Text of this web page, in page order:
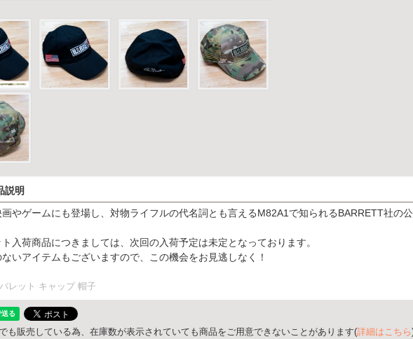
説明
やゲームにも登場し、対物ライフルの代名詞とも言えるM82A1で知られるBARRETT社の公
入荷商品につきましては、次回の入荷予定は未定となっております。
いアイテムもございますので、この機会をお見逃しなく！
レット キャップ 帽子
も販売している為、在庫数が表示されていても商品をご用意できないことがあります(詳細はこちら